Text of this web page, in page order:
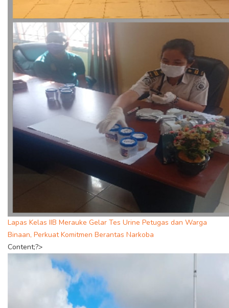
Lapas Kelas IIB Merauke Gelar Tes Urine Petugas dan Warga
Binaan, Perkuat Komitmen Berantas Narkoba
Content;?>